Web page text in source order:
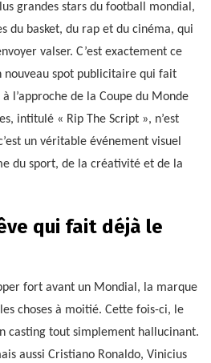
grandes stars du football mondial,
du basket, du rap et du cinéma, qui
valser. C’est exactement ce
nouveau spot publicitaire qui fait
l’approche de la Coupe du Monde
intitulé « Rip The Script », n’est
un véritable événement visuel
du sport, de la créativité et de la
qui fait déjà le
fort avant un Mondial, la marque
choses à moitié. Cette fois-ci, le
casting tout simplement hallucinant.
aussi Cristiano Ronaldo, Vinicius